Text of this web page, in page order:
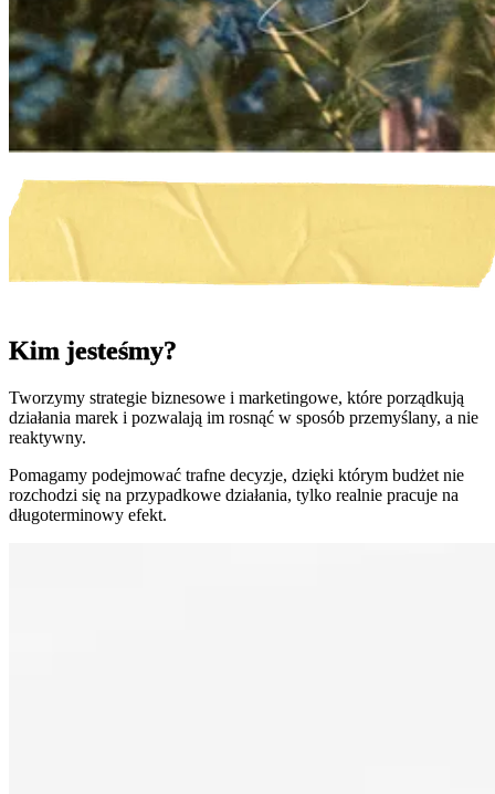
Kim jesteśmy?
Tworzymy strategie biznesowe i marketingowe, które porządkują
działania marek i pozwalają im rosnąć w sposób przemyślany, a nie
reaktywny.
Pomagamy podejmować trafne decyzje, dzięki którym budżet nie
rozchodzi się na przypadkowe działania, tylko realnie pracuje na
długoterminowy efekt.